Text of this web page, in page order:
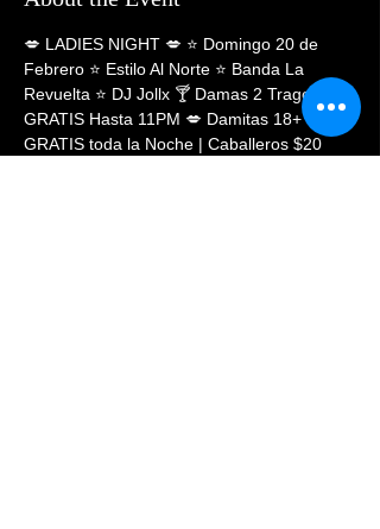
💋 LADIES NIGHT 💋 ⭐️ Domingo 20 de
Febrero ⭐ Estilo Al Norte ⭐ Banda La
Revuelta ⭐ DJ Jollx 🍸 Damas 2 Tragos
GRATIS Hasta 11PM 💋 Damitas 18+
GRATIS toda la Noche | Caballeros $20